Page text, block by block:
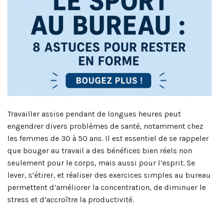
Travailler assise pendant de longues heures peut
engendrer divers problèmes de santé, notamment chez
les femmes de 30 à 50 ans. Il est essentiel de se rappeler
que bouger au travail a des bénéfices bien réels non
seulement pour le corps, mais aussi pour l’esprit. Se
lever, s’étirer, et réaliser des exercices simples au bureau
permettent d’améliorer la concentration, de diminuer le
stress et d’accroître la productivité.